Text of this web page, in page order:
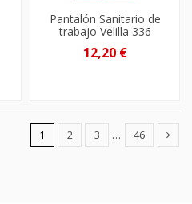
Pantalón Sanitario de
trabajo Velilla 336
12,20 €
1 2 3 … 46